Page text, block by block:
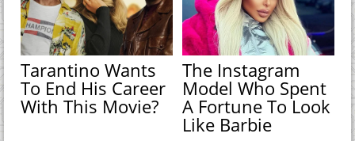
Tarantino Wants
To End His Career
With This Movie?
The Instagram
Model Who Spent
A Fortune To Look
Like Barbie